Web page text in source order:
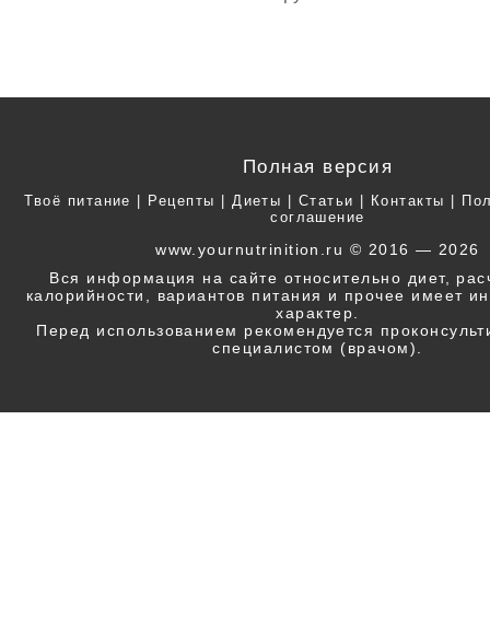
Полная версия
Твоё питание Рецепты |Диеты Статьи Контакты
соглашение
www.yournutrinition.ru © 2016 — 2026
Вся информация на сайте относительно диет,
калорийности, вариантов питания и прочее имеет
характер.
Перед использованием рекомендуется
специалистом (врачом).